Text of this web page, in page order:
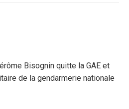
Bisognin quitte la GAE et
de la gendarmerie nationale